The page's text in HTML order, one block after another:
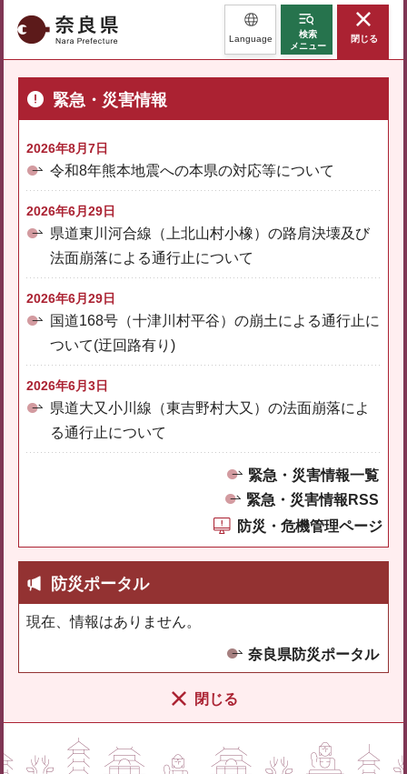
奈良県 Language
検索
メニュー
閉じる
緊急・災害情報
2026年8月7日
令和8年熊本地震への本県の対応等について
2026年6月29日
県道東川河合線（上北山村小橡）の路肩決壊及び
法面崩落による通行止について
2026年6月29日
国道168号（十津川村平谷）の崩土による通行止に
ついて(迂回路有り)
2026年6月3日
県道大又小川線（東吉野村大又）の法面崩落によ
る通行止について
緊急・災害情報一覧
緊急・災害情報RSS
防災・危機管理ページ
防災ポータル
現在、情報はありません。
奈良県防災ポータル
閉じる